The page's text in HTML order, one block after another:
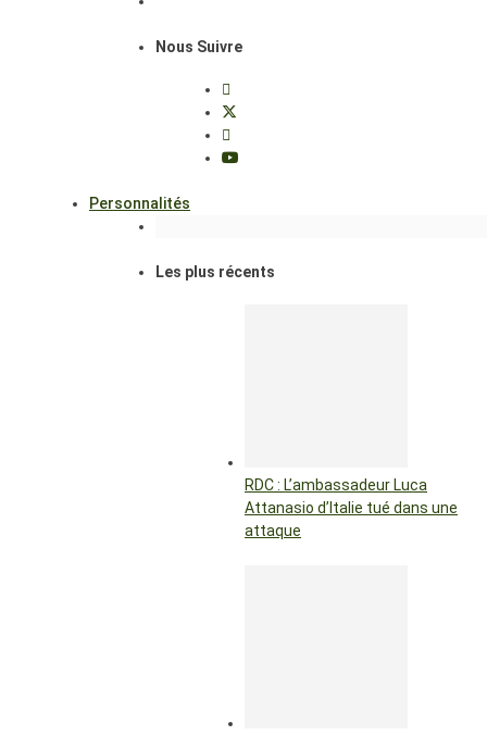
Nous Suivre
Personnalités
Les plus récents
RDC : L’ambassadeur Luca
Attanasio d’Italie tué dans une
attaque